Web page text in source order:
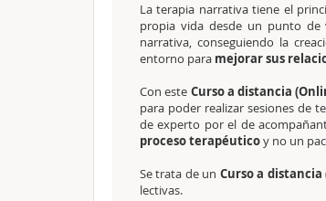
La terapia narrativa tiene el
propia vida desde un punto de
narrativa, conseguiendo la
entorno para mejorar sus
Con este Curso a distancia
para poder realizar sesiones de
de experto por el de
proceso terapéuticoy no un
Se trata de un Curso a
lectivas.